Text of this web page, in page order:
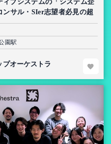
ィブシステムの「システム企
サル・SIer志望者必見の超
ェクト】
園駅
オーケストラ